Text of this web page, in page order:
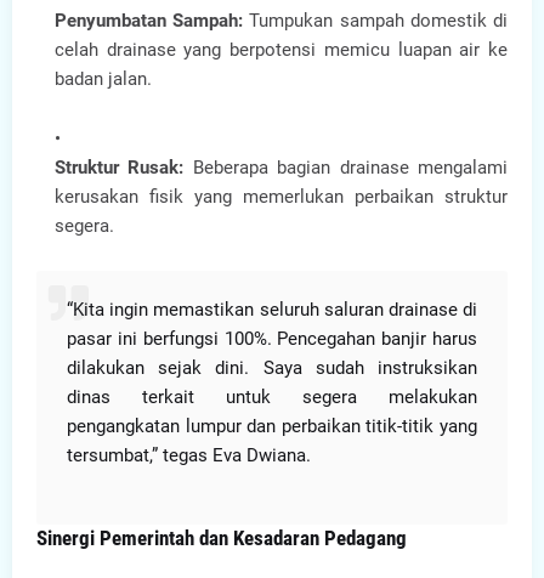
Penyumbatan Sampah: Tumpukan sampah domestik di
celah drainase yang berpotensi memicu luapan air ke
badan jalan.
Struktur Rusak: Beberapa bagian drainase mengalami
kerusakan fisik yang memerlukan perbaikan struktur
segera.
“Kita ingin memastikan seluruh saluran drainase di
pasar ini berfungsi 100%. Pencegahan banjir harus
dilakukan sejak dini. Saya sudah instruksikan
dinas terkait untuk segera melakukan
pengangkatan lumpur dan perbaikan titik-titik yang
tersumbat,” tegas Eva Dwiana.
Sinergi Pemerintah dan Kesadaran Pedagang